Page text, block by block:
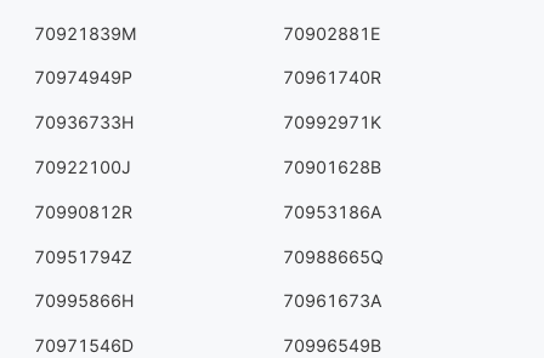
70921839M 70902881E
70974949P 70961740R
70936733H 70992971K
70922100J 70901628B
70990812R 70953186A
70951794Z 70988665Q
70995866H 70961673A
70971546D 70996549B